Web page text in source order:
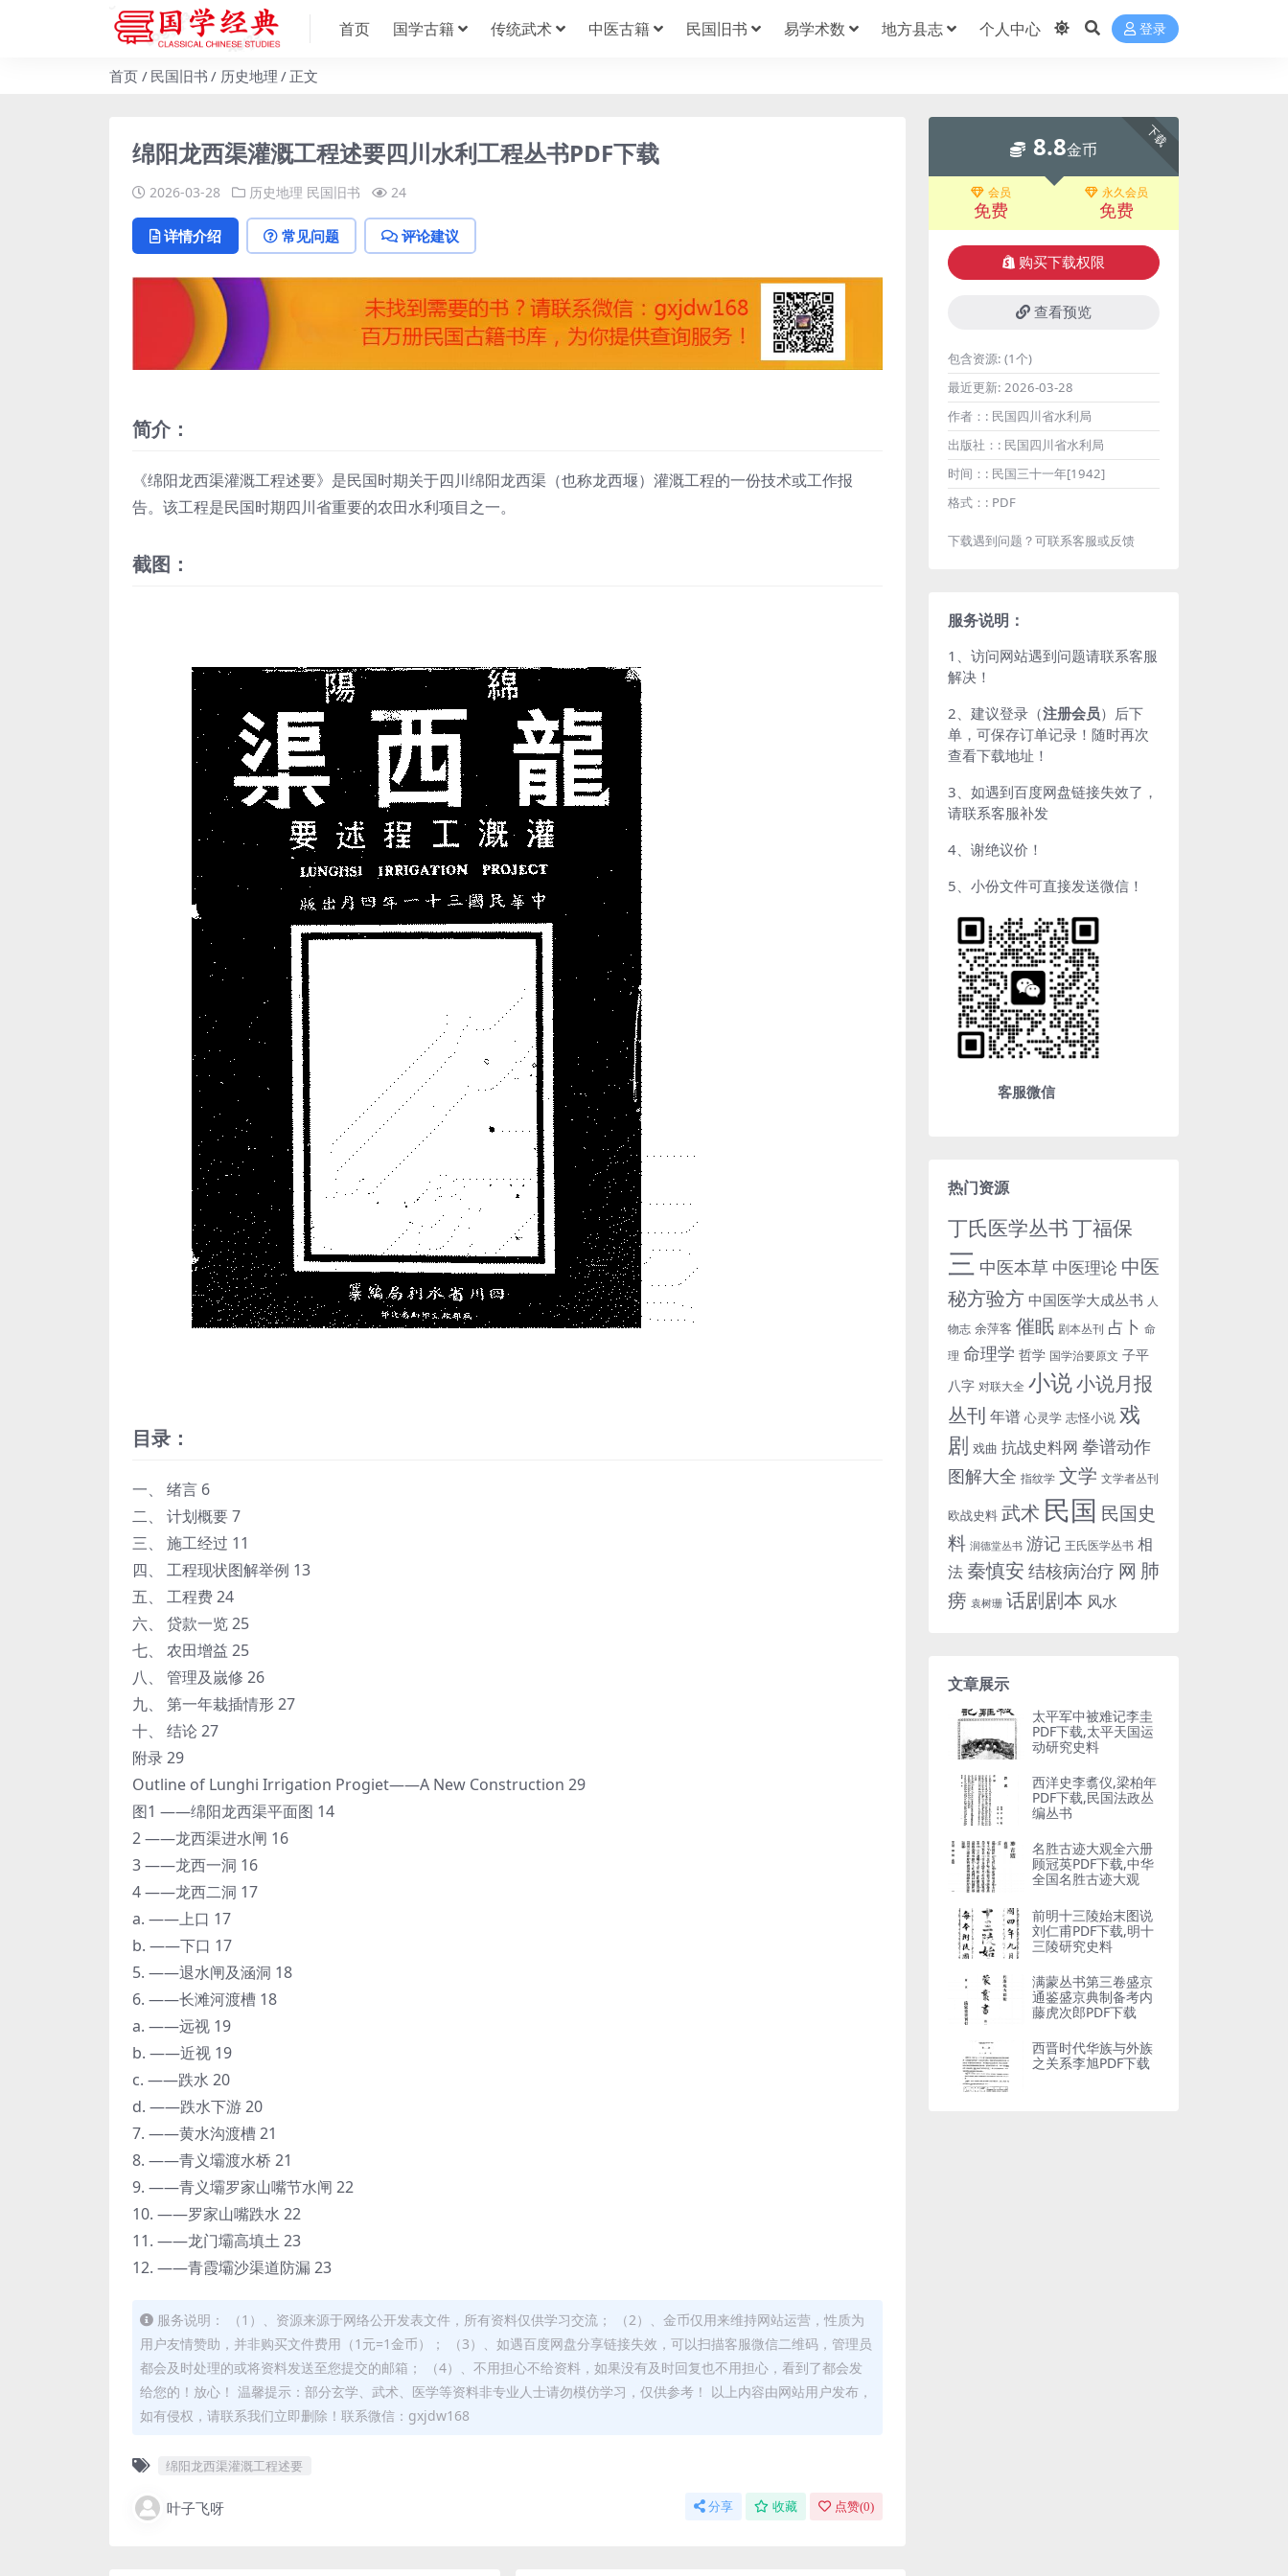
首页 国学古籍 传统武术 中医古籍 民国旧书 易学术数 地方县志 个人中心 登录
首页 民国旧书 历史地理 正文
绵阳龙西渠灌溉工程述要四川水利工程丛书PDF下载
2026-03-28 历史地理 民国旧书 24
详情介绍 常见问题 评论建议
简介：
《绵阳龙西渠灌溉工程述要》是民国时期关于四川绵阳龙西渠（也称龙西堰）灌溉工程的一份技术或工作报
告。该工程是民国时期四川省重要的农田水利项目之一。
截图：
目录：
一、 绪言 6
二、 计划概要 7
三、 施工经过 11
四、 工程现状图解举例 13
五、 工程费 24
六、 贷款一览 25
七、 农田增益 25
八、 管理及嵗修 26
九、 第一年栽插情形 27
十、 结论 27
附录 29
Outline of Lunghi Irrigation Progiet——A New Construction 29
图1 ——绵阳龙西渠平面图 14
2 ——龙西渠进水闸 16
3 ——龙西一洞 16
4 ——龙西二洞 17
a. ——上口 17
b. ——下口 17
5. ——退水闸及涵洞 18
6. ——长滩河渡槽 18
a. ——远视 19
b. ——近视 19
c. ——跌水 20
d. ——跌水下游 20
7. ——黄水沟渡槽 21
8. ——青义壩渡水桥 21
9. ——青义壩罗家山嘴节水闸 22
10. ——罗家山嘴跌水 22
11. ——龙门壩高填土 23
12. ——青霞壩沙渠道防漏 23
服务说明： （1）、资源来源于网络公开发表文件，所有资料仅供学习交流； （2）、金币仅用来维持网站运营，性质为
用户友情赞助，并非购买文件费用（1元=1金币）； （3）、如遇百度网盘分享链接失效，可以扫描客服微信二维码，管理员
都会及时处理的或将资料发送至您提交的邮箱； （4）、不用担心不给资料，如果没有及时回复也不用担心，看到了都会发
给您的！放心！ 温馨提示：部分玄学、武术、医学等资料非专业人士请勿模仿学习，仅供参考！ 以上内容由网站用户发布，
如有侵权，请联系我们立即删除！联系微信：gxjdw168
绵阳龙西渠灌溉工程述要
叶子飞呀 分享 收藏 点赞(0)
下载
8.8金币
会员
免费
永久会员
免费
购买下载权限
查看预览
包含资源: (1个)
最近更新: 2026-03-28
作者：: 民国四川省水利局
出版社：: 民国四川省水利局
时间：: 民国三十一年[1942]
格式：: PDF
下载遇到问题？可联系客服或反馈
服务说明：
1、访问网站遇到问题请联系客服
解决！
2、建议登录（注册会员）后下
单，可保存订单记录！随时再次
查看下载地址！
3、如遇到百度网盘链接失效了，
请联系客服补发
4、谢绝议价！
5、小份文件可直接发送微信！
客服微信
热门资源
丁氏医学丛书丁福保
三 中医本草 中医理论 中医
秘方验方 中国医学大成丛书 人
物志 余萍客 催眠 剧本丛刊 占卜 命
理 命理学 哲学 国学治要原文 子平
八字 对联大全 小说小说月报
丛刊 年谱 心灵学 志怪小说 戏
剧 戏曲 抗战史料网 拳谱动作
图解大全 指纹学 文学 文学者丛刊
欧战史料 武术 民国 民国史
料 润德堂丛书 游记 王氏医学丛书 相
法 秦慎安 结核病治疗 网 肺
痨 袁树珊 话剧剧本 风水
文章展示
太平军中被难记李圭
PDF下载,太平天国运
动研究史料
西洋史李翥仪,梁柏年
PDF下载,民国法政丛
编丛书
名胜古迹大观全六册
顾冠英PDF下载,中华
全国名胜古迹大观
前明十三陵始末图说
刘仁甫PDF下载,明十
三陵研究史料
满蒙丛书第三卷盛京
通鉴盛京典制备考内
藤虎次郎PDF下载
西晋时代华族与外族
之关系李旭PDF下载